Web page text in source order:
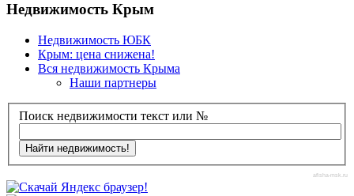
Недвижимость Крым
Недвижимость ЮБК
Крым: цена снижена!
Вся недвижимость Крыма
Наши партнеры
Поиск недвижимости текст или №
afisha-msk.ru